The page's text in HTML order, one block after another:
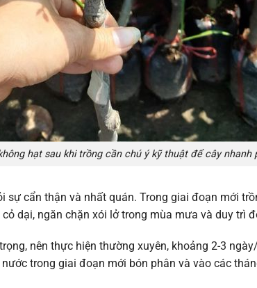
hạt sau khi trồng cần chú ý kỹ thuật để cây nhanh
sự cẩn thận và nhất quán. Trong giai đoạn mới
dại, ngăn chặn xói lở trong mùa mưa và duy trì
nên thực hiện thường xuyên, khoảng 2-3
trong giai đoạn mới bón phân và vào các